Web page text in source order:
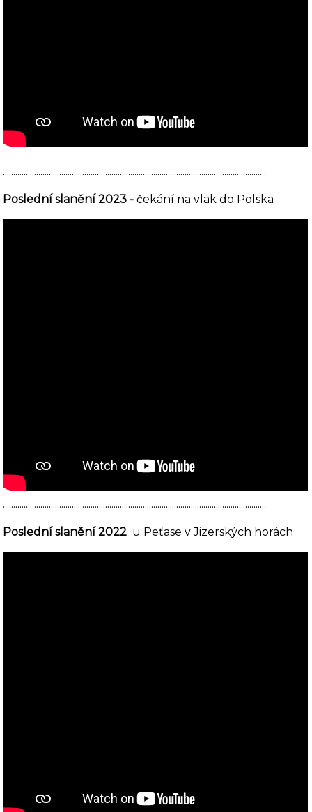
..............................................................................................................................
Poslední slanění 2023 -čekání na vlak do Polska
..............................................................................................................................
Poslední slanění 2022 u Peťase v Jizerských horách